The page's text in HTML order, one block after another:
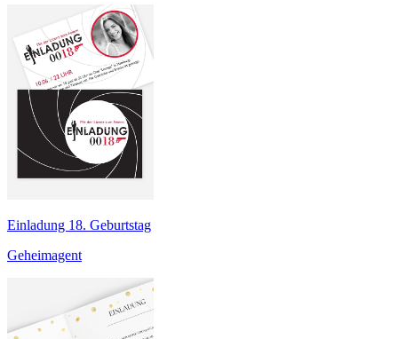
Einladung 18. Geburtstag
Geheimagent